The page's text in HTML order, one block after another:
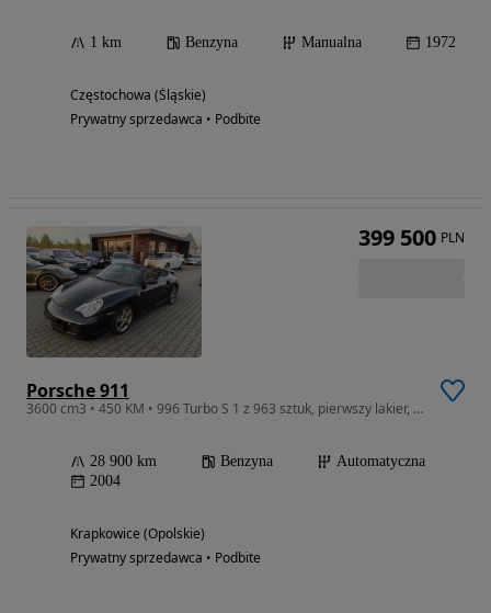
1 km Benzyna Manualna 1972
Częstochowa (Śląskie)
Prywatny sprzedawca • Podbite
Porsche 911
3600 cm3 • 450 KM • 996 Turbo S 1 z 963 sztuk, pierwszy lakier, bezwypadkowy
28 900 km Benzyna
Automatyczna
2004
Krapkowice (Opolskie)
Prywatny sprzedawca • Podbite
399 500 PLN